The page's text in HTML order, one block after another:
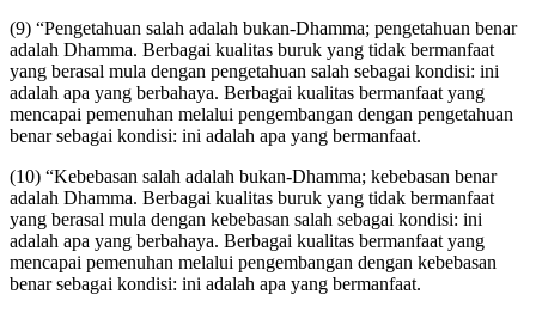
(9) “Pengetahuan salah adalah bukan-Dhamma; pengetahuan benar
adalah Dhamma. Berbagai kualitas buruk yang tidak bermanfaat
yang berasal mula dengan pengetahuan salah sebagai kondisi: ini
adalah apa yang berbahaya. Berbagai kualitas bermanfaat yang
mencapai pemenuhan melalui pengembangan dengan pengetahuan
benar sebagai kondisi: ini adalah apa yang bermanfaat.
(10) “Kebebasan salah adalah bukan-Dhamma; kebebasan benar
adalah Dhamma. Berbagai kualitas buruk yang tidak bermanfaat
yang berasal mula dengan kebebasan salah sebagai kondisi: ini
adalah apa yang berbahaya. Berbagai kualitas bermanfaat yang
mencapai pemenuhan melalui pengembangan dengan kebebasan
benar sebagai kondisi: ini adalah apa yang bermanfaat.